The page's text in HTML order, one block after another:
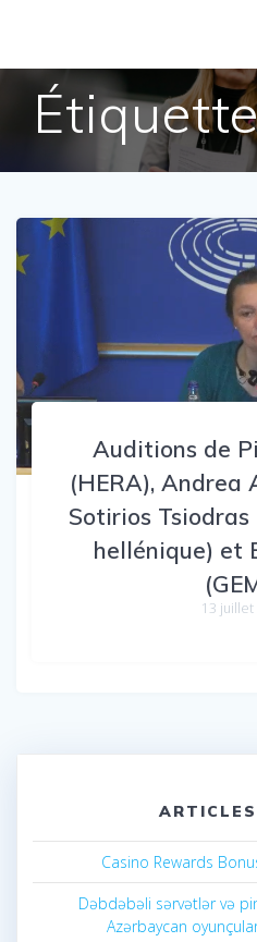
Auditions de
(HERA), Andrea
Sotirios
hellénique) et
13 juillet
Casino Rewards
Dəbdəbəli sərvətlər və
Azərbaycan